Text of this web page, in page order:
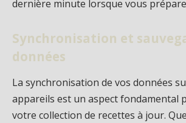
dernière minute lorsque vous
Synchronisation et
données
La synchronisation de vos données
appareils est un aspect fondamental
votre collection de recettes à jour.